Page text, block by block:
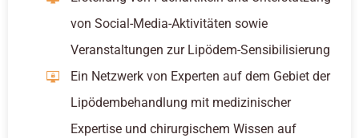
von Social-Media-Aktivitäten sowie
Veranstaltungen zur Lipödem-Sensibilisierung
Ein Netzwerk von Experten auf dem Gebiet der
Lipödembehandlung mit medizinischer
Expertise und chirurgischem Wissen auf